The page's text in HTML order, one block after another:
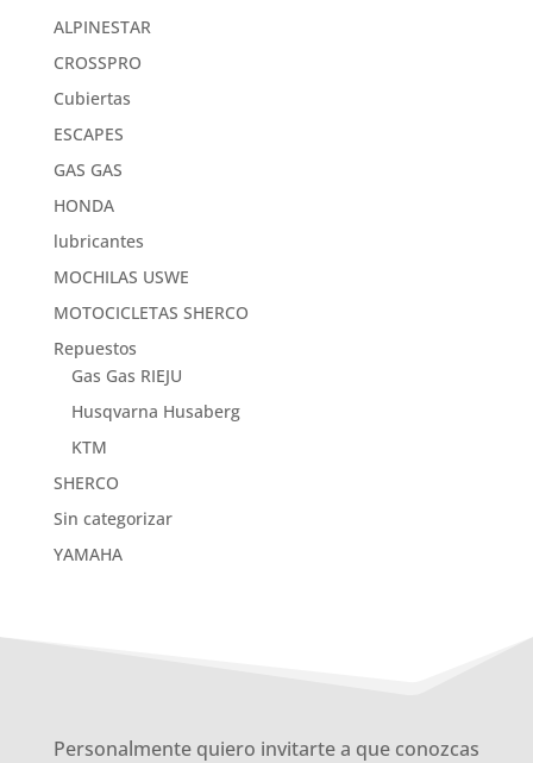
ALPINESTAR
CROSSPRO
Cubiertas
ESCAPES
GAS GAS
HONDA
lubricantes
MOCHILAS USWE
MOTOCICLETAS SHERCO
Repuestos
Gas Gas RIEJU
Husqvarna Husaberg
KTM
SHERCO
Sin categorizar
YAMAHA
Personalmente quiero invitarte a que conozcas